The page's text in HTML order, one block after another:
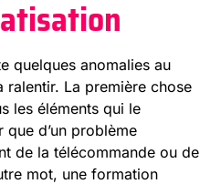
quelques anomalies au
ralentir. La première chose
les éléments qui le
que d’un problème
de la télécommande ou de
mot, une formation